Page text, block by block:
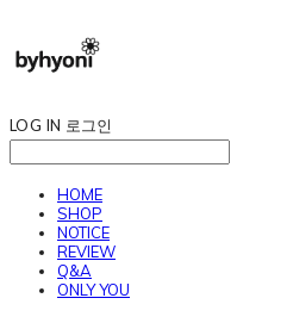
LOG IN 로그인
HOME
SHOP
NOTICE
REVIEW
Q&A
ONLY YOU